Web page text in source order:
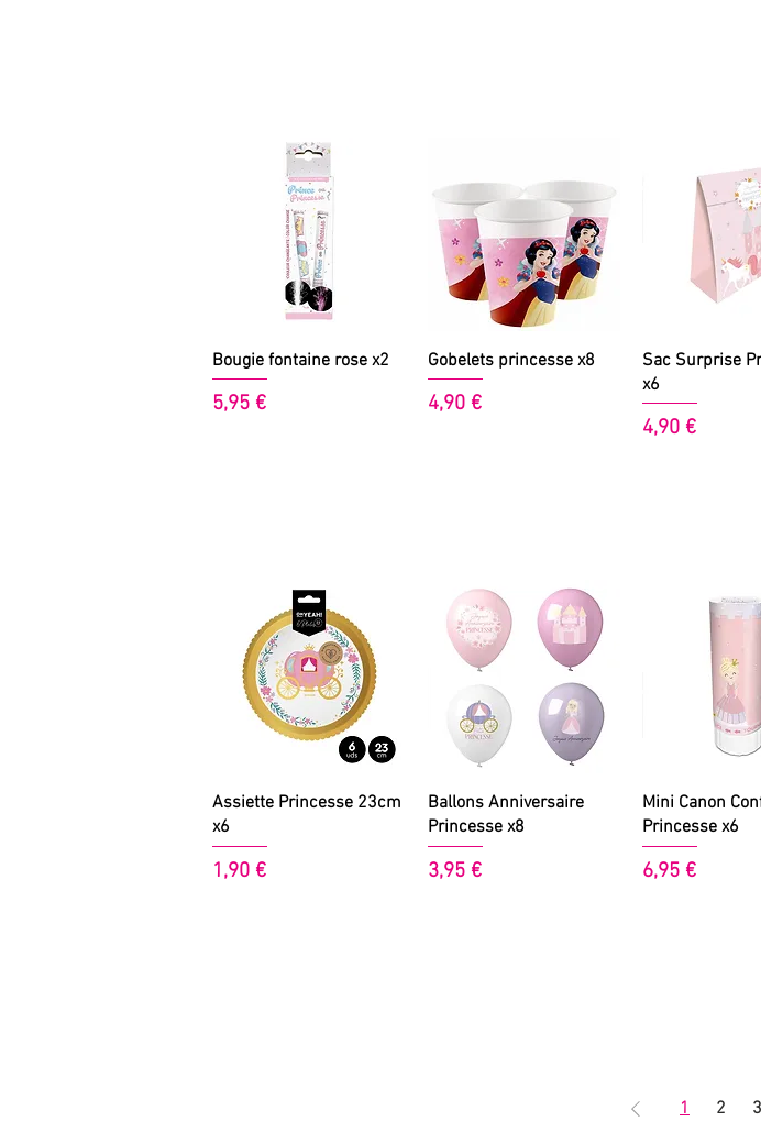
Aperçu rapide
Bougie fontaine rose x2
Prix
5,95 €
Aperçu rapide
Gobelets princesse x8
Prix
4,90 €
Aperçu
Sac Surprise
x6
Prix
4,90 €
Aperçu rapide
Assiette Princesse 23cm
x6
Prix
1,90 €
Aperçu rapide
Ballons Anniversaire
Princesse x8
Prix
3,95 €
Aperçu
Mini Canon
Princesse x6
Prix
6,95 €
1 2 3